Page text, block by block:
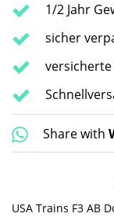
1/2 Jahr
sicher
Share with
USA Trains F3 AB